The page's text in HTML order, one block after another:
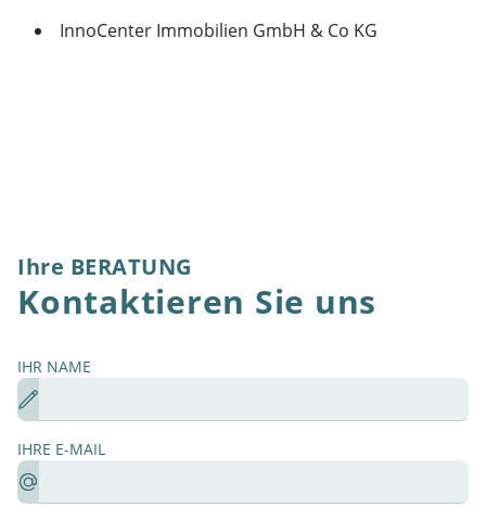
InnoCenter Immobilien GmbH & Co KG
Ihre BERATUNG
Kontaktieren Sie uns
IHR NAME
IHRE E-MAIL